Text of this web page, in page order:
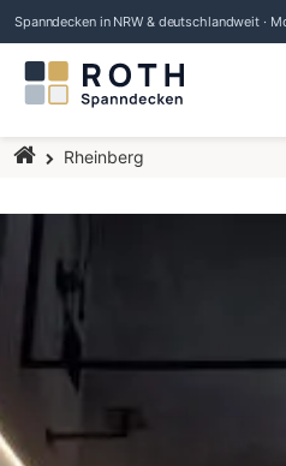
Spanndecken in NRW & deutschlandweit ·
Startseite
Rheinberg